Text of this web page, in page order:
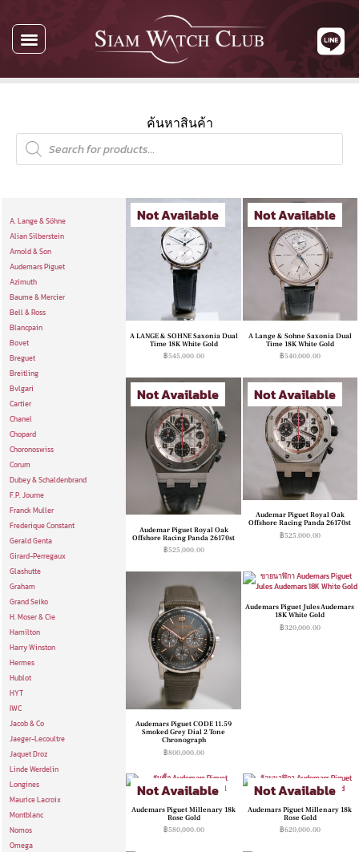
ค้นหาสินค้า
A. Lange & Söhne
Alian Silberstein
Arnold & Son
Audemars Piguet
Azimuth
Baume & Mercier
Bell & Ross
Blancpain
Bovet
Breguet
Breitling
Bvlgari
Cartier
Chanel
Chopard
Choronoswiss
Corum
Dubey & Schaldenbrand
F.P. Journe
Franck Muller
Frederique Constant
Gerald Genta
Girard-Perregaux
Glashutte
Graham
Grand Seiko
H. Moser & Cie
Hamilton
Harry Winston
Hermes
Hublot
HYT
IWC
Jacob & Co
Jaeger-Lecoultre
Jaquet Droz
Linde Werdelin
Longines
Maurice Lacroix
Montblanc
Nomos
Omega
Not Available
A LANGE & SOHNE Saxonia Dual
Time 18K White Gold
฿545,000.00
Not Available
A Lange & Sohne Saxonia Dual
Time 18K White Gold
฿540,000.00
Not Available
Audemar Piguet Royal Oak
Offshore Racing Panda 26170st
฿525,000.00
Not Available
Audemar Piguet Royal Oak
Offshore Racing Panda 26170st
฿525,000.00
Audemars Piguet CODE 11.59
Smoked Grey Dial 2 Tone
Chronograph
฿800,000.00
Audemars Piguet Jules Audemars
18K White Gold
฿320,000.00
Not Available
Audemars Piguet Millenary 18k
Rose Gold
฿580,000.00
Not Available
Audemars Piguet Millenary 18k
Rose Gold
฿620,000.00